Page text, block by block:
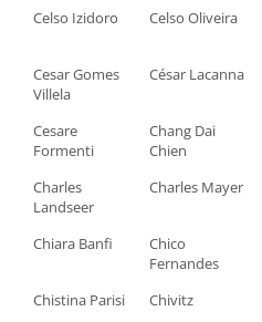
Celso Izidoro
Celso Oliveira
Cesar Gomes
Villela
César Lacanna
Cesare
Formenti
Chang Dai
Chien
Charles
Landseer
Charles Mayer
Chiara Banfi
Chico
Fernandes
Chistina Parisi Chivitz